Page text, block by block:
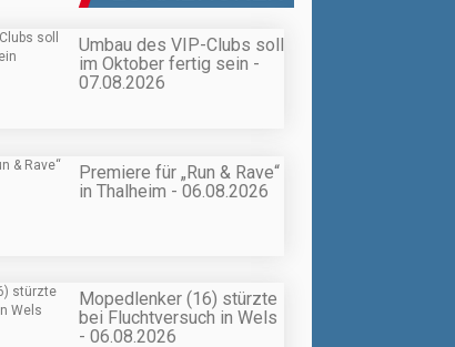
Umbau des VIP-Clubs soll
im Oktober fertig sein -
07.08.2026
Premiere für „Run & Rave“
in Thalheim - 06.08.2026
Mopedlenker (16) stürzte
bei Fluchtversuch in Wels
- 06.08.2026